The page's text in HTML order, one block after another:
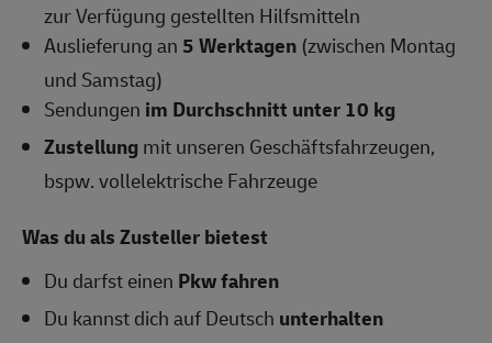
zur Verfügung gestellten Hilfsmitteln
Auslieferung an5 Werktagen (zwischen Montag
und Samstag)
Sendungen im Durchschnitt unter 10 kg
Zustellungmit unseren Geschäftsfahrzeugen,
bspw. vollelektrische Fahrzeuge
Was du als Zusteller bietest
Du darfst einen Pkw fahren
Du kannst dich auf Deutsch unterhalten